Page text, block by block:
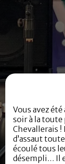
Vous avez
soir à la toute
Chevallerais
d’assaut
écoulé tous
désempli… Il